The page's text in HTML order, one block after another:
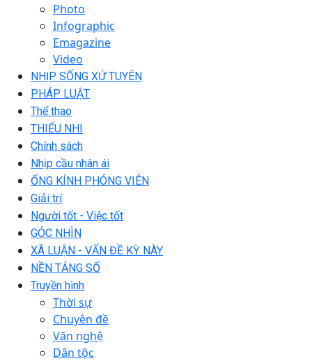
Photo
Infographic
Emagazine
Video
NHỊP SỐNG XỨ TUYÊN
PHÁP LUẬT
Thể thao
THIẾU NHI
Chính sách
Nhịp cầu nhân ái
ỐNG KÍNH PHÓNG VIÊN
Giải trí
Người tốt - Việc tốt
GÓC NHÌN
XÃ LUẬN - VẤN ĐỀ KỲ NÀY
NỀN TẢNG SỐ
Truyền hình
Thời sự
Chuyên đề
Văn nghệ
Dân tộc